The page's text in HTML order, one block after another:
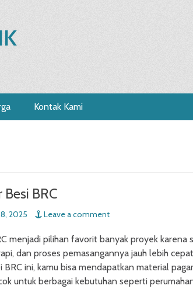
Kontak Kami
Besi BRC
2025 Leave a comment
menjadi pilihan favorit banyak proyek karena
dan proses pemasangannya jauh lebih
BRC ini, kamu bisa mendapatkan material
untuk berbagai kebutuhan seperti